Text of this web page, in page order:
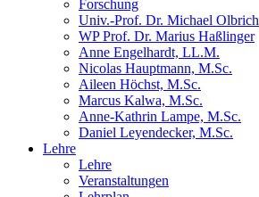
Forschung
Univ.-Prof. Dr. Michael Olbrich
WP Prof. Dr. Marius Haßlinger
Anne Engelhardt, LL.M.
Nicolas Hauptmann, M.Sc.
Aileen Höchst, M.Sc.
Marcus Kalwa, M.Sc.
Anne-Kathrin Lampe, M.Sc.
Daniel Leyendecker, M.Sc.
Lehre
Lehre
Veranstaltungen